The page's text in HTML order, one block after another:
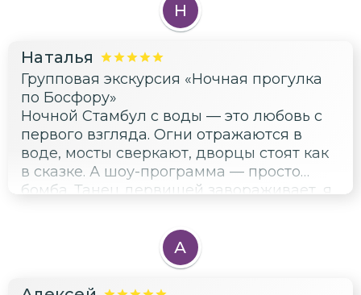
Н
Наталья
Групповая экскурсия «Ночная прогулка
по Босфору»
Ночной Стамбул с воды — это любовь с
первого взгляда. Огни отражаются в
воде, мосты сверкают, дворцы стоят как
в сказке. А шоу-программа — просто
бомба. Танец дервишей завораживает, я
огонь, артистка мастер своего дела.
Турецкий фольклор очень позитивный,
живая музыка зажигательная. В конце
А